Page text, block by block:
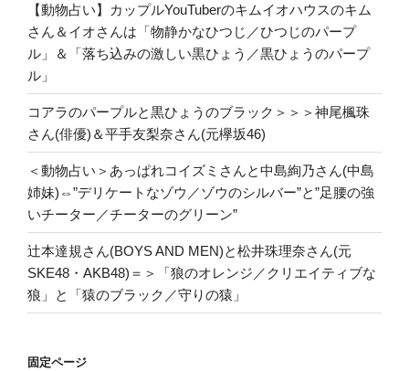
【動物占い】カップルYouTuberのキムイオハウスのキム
さん＆イオさんは「物静かなひつじ／ひつじのパープ
ル」＆「落ち込みの激しい黒ひょう／黒ひょうのパープ
ル」
コアラのパープルと黒ひょうのブラック＞＞＞神尾楓珠
さん(俳優)＆平手友梨奈さん(元欅坂46)
＜動物占い＞あっぱれコイズミさんと中島絢乃さん(中島
姉妹)⇔”デリケートなゾウ／ゾウのシルバー”と”足腰の強
いチーター／チーターのグリーン”
辻本達規さん(BOYS AND MEN)と松井珠理奈さん(元
SKE48・AKB48)＝＞「狼のオレンジ／クリエイティブな
狼」と「猿のブラック／守りの猿」
固定ページ